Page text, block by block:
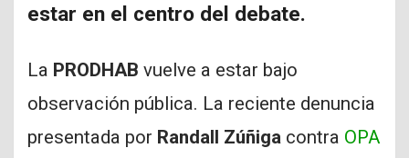
estar en el centro del debate.
La PRODHAB vuelve a estar bajo
observación pública. La reciente denuncia
presentada por Randall Zúñiga contra OPA